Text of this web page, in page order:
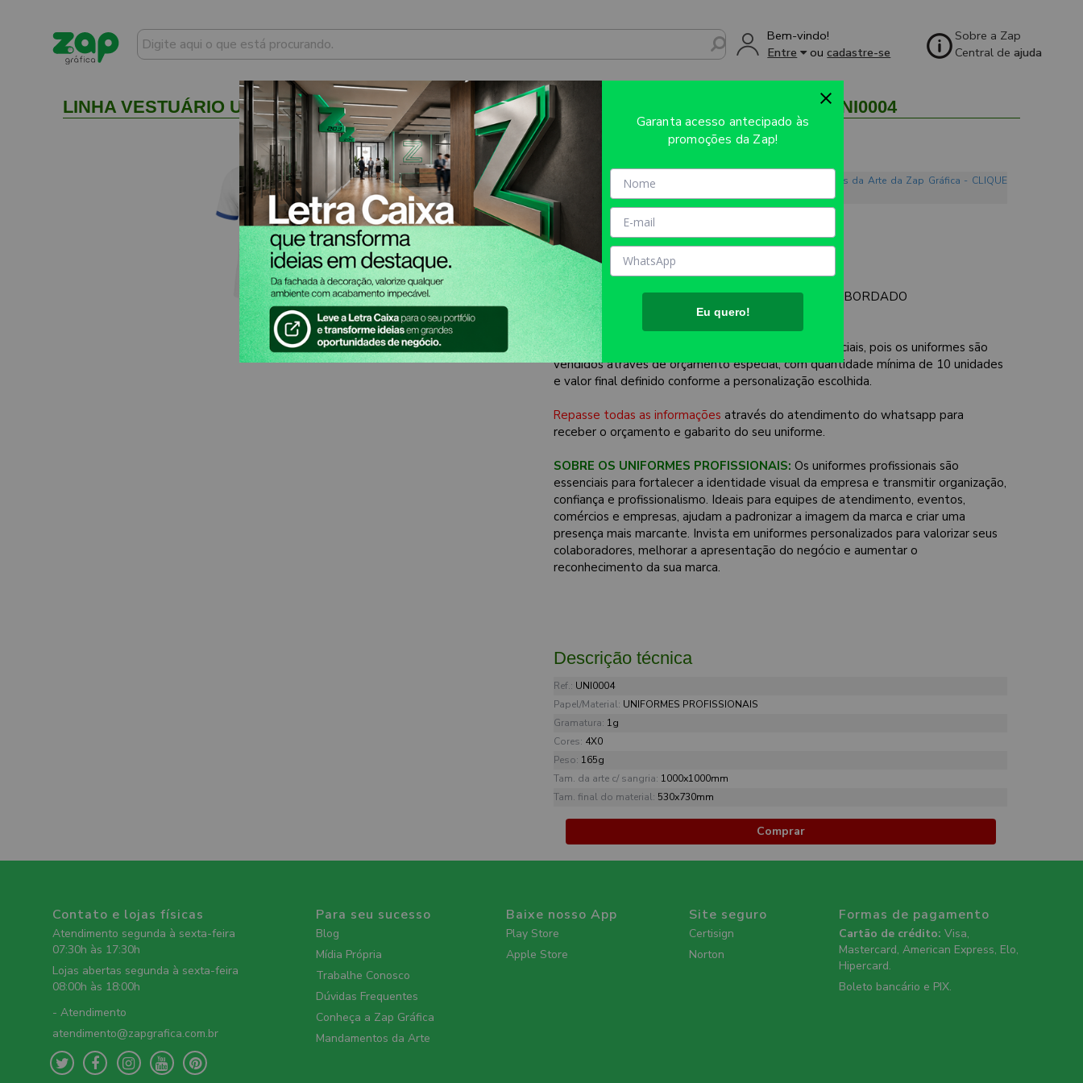
Bem-vindo!
Entre
oucadastre-se
Sobre a Zap
Central deajuda
LINHA VESTUÁRIO UNIFORMES PROFISSIONAIS CAMISAS MODELO POLO - 4X0 - 1unid - UNI0004
Sobre o produto
Evite refugos e erros de impressão. Conheça os Mandamentos da Arte da Zap Gráfica - CLIQUE
MATÉRIA PRIMA:DIVERSOS
TAMANHO FINAL DO PRODUTO:
TIPO DE IMPRESSÃO:SUBLIMAÇÃO / DTF / SILK / BORDADO
INFORMAÇÕES IMPORTANTES:
Os valores apresentados no site são apenas referenciais, pois os uniformes são
vendidos através de orçamento especial, com quantidade mínima de 10 unidades
e valor final definido conforme a personalização escolhida.
Repasse todas as informações através do atendimento do whatsapp para
receber o orçamento e gabarito do seu uniforme.
SOBRE OS UNIFORMES PROFISSIONAIS: Os uniformes profissionais são
essenciais para fortalecer a identidade visual da empresa e transmitir organização,
confiança e profissionalismo. Ideais para equipes de atendimento, eventos,
comércios e empresas, ajudam a padronizar a imagem da marca e criar uma
presença mais marcante. Invista em uniformes personalizados para valorizar seus
colaboradores, melhorar a apresentação do negócio e aumentar o
reconhecimento da sua marca.
Descrição técnica
Ref.: UNI0004
Papel/Material: UNIFORMES PROFISSIONAIS
Gramatura: 1g
Cores: 4X0
Peso: 165g
Tam. da arte c/ sangria: 1000x1000mm
Tam. final do material: 530x730mm
Comprar
Contato e lojas físicas
Atendimento segunda à sexta-feira
07:30h às 17:30h
Lojas abertas segunda à sexta-feira
08:00h às 18:00h
- Atendimento
atendimento@zapgrafica.com.br
Para seu sucesso
Blog
Mídia Própria
Trabalhe Conosco
Dúvidas Frequentes
Conheça a Zap Gráfica
Mandamentos da Arte
Baixe nosso App
Play Store
Apple Store
Site seguro
Certisign
Norton
Formas de pagamento
Cartão de crédito: Visa,
Mastercard, American Express, Elo,
Hipercard.
Boleto bancário e PIX.
Garanta acesso antecipado às
promoções da Zap!
Eu quero!